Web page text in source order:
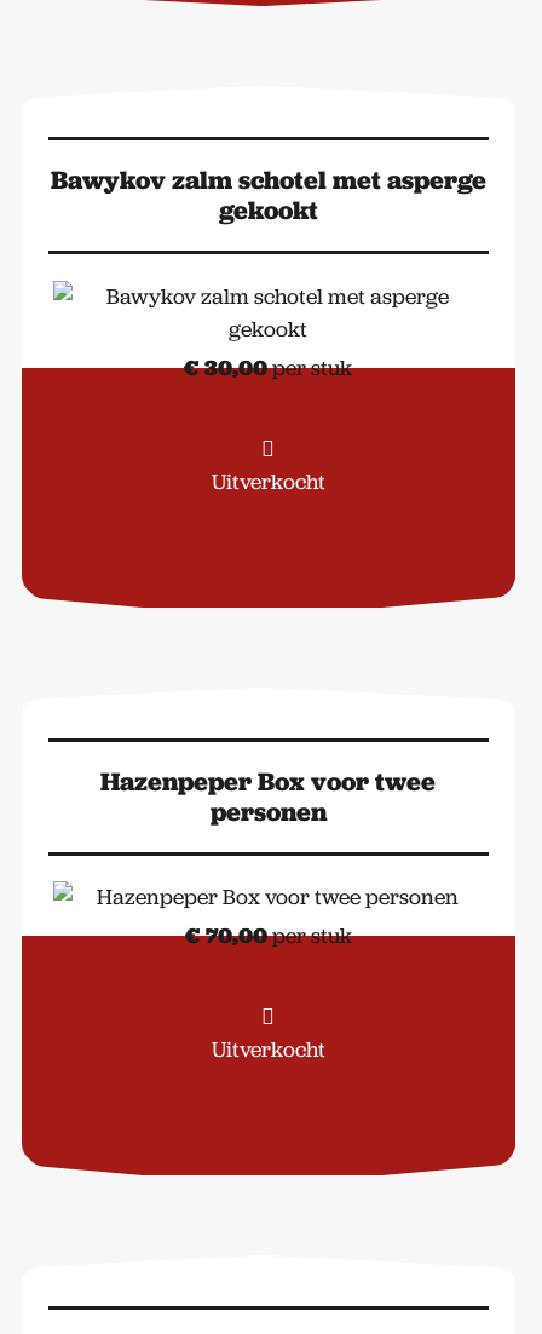
Bawykov zalm schotel met asperge
gekookt
€ 30,00per stuk
Uitverkocht
Hazenpeper Box voor twee
personen
€ 70,00per stuk
Uitverkocht